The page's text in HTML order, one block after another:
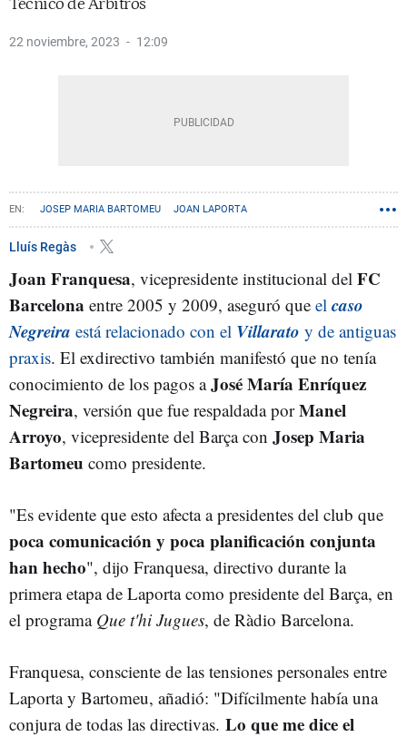
Técnico de Árbitros
22 noviembre, 2023 12:09
JOSEP MARIA BARTOMEU JOAN LAPORTA
JOSÉ MARÍA ENRÍQUEZ NEGREIRA
Lluís Regàs
Joan Franquesa, vicepresidente institucional del FC
Barcelona entre 2005 y 2009, aseguró que el caso
Negreira está relacionado con el Villarato y de antiguas
praxis. El exdirectivo también manifestó que no tenía
conocimiento de los pagos aJosé María Enríquez
Negreira, versión que fue respaldada porManel
Arroyo, vicepresidente del Barça con Josep Maria
Bartomeu como presidente.
"Es evidente que esto afecta a presidentes del club que
poca comunicación y poca planificación conjunta
han hecho", dijo Franquesa, directivo durante la
primera etapa de Laporta como presidente del Barça, en
el programa Que t'hi Jugues, de Ràdio Barcelona.
Franquesa, consciente de las tensiones personales entre
Laporta y Bartomeu, añadió: "Difícilmente había una
conjura de todas las directivas. Lo que me dice el